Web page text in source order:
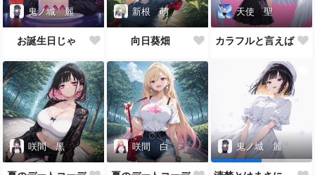
鬼ノ城 麗
お誕生日じゃ
新根 萌
向日葵畑
天使 聖
カラフルと言えば
咲間 黒 咲間 白 鬼ノ城 麗